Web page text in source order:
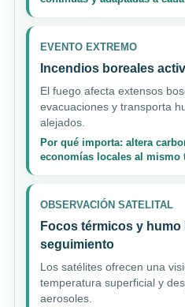
EVENTO EXTREMO
Incendios boreales
El fuego afecta extensos
evacuaciones y transporta
alejados.
Por qué importa: altera
economías locales al mismo
OBSERVACIÓN SATELITAL
Focos térmicos y humo
seguimiento
Los satélites ofrecen una
temperatura superficial y
aerosoles.